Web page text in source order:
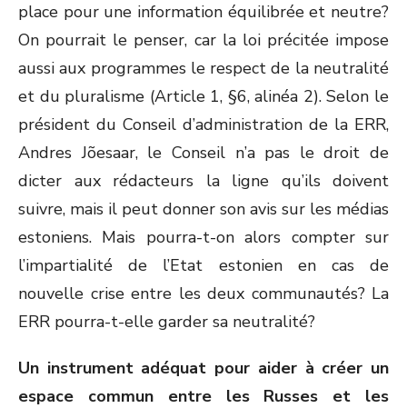
place pour une information équilibrée et neutre?
On pourrait le penser, car la loi précitée impose
aussi aux programmes le respect de la neutralité
et du pluralisme (Article 1, §6, alinéa 2). Selon le
président du Conseil d’administration de la ERR,
Andres Jõesaar, le Conseil n’a pas le droit de
dicter aux rédacteurs la ligne qu’ils doivent
suivre, mais il peut donner son avis sur les médias
estoniens. Mais pourra-t-on alors compter sur
l’impartialité de l’Etat estonien en cas de
nouvelle crise entre les deux communautés? La
ERR pourra-t-elle garder sa neutralité?
Un instrument adéquat pour aider à créer un
espace commun entre les Russes et les